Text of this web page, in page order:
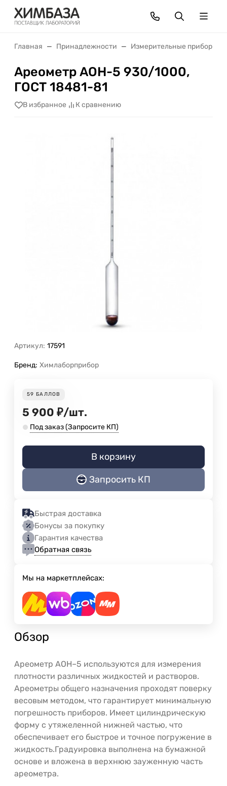
Главная Принадлежности Измерительные приборы
Ареометр АОН-5 930/1000,
ГОСТ 18481-81
В избранное К сравнению
Артикул: 17591
Бренд: Химлаборприбор
59 БАЛЛОВ
5 900 ₽/шт.
Под заказ (Запросите КП)
В корзину
Запросить КП
Быстрая доставка
Бонусы за покупку
Гарантия качества
Обратная связь
Мы на маркетплейсах:
Обзор
Ареометр АОН–5 используются для измерения
плотности различных жидкостей и растворов.
Ареометры общего назначения проходят поверку
весовым методом, что гарантирует минимальную
погрешность приборов. Имеет цилиндрическую
форму с утяжеленной нижней частью, что
обеспечивает его быстрое и точное погружение в
жидкость.Градуировка выполнена на бумажной
основе и вложена в верхнюю зауженную часть
ареометра.